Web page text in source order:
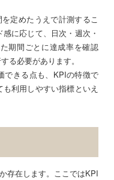
定めたうえで計測するこ
に応じて、日次・週次・
期間ごとに達成率を確認
る必要があります。
できる点も、KPIの特徴で
利用しやすい指標といえ
存在します。ここではKPI